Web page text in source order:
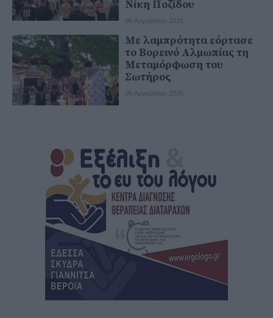
Νίκη Ποζίδου
06 Αυγούστου 2026
Με λαμπρότητα εόρτασε
το Βορεινό Αλμωπίας τη
Μεταμόρφωση του
Σωτήρος
06 Αυγούστου 2026